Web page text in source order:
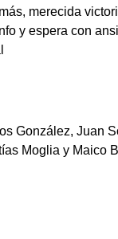
merecida
y espera con
González, Juan
Moglia y Maico